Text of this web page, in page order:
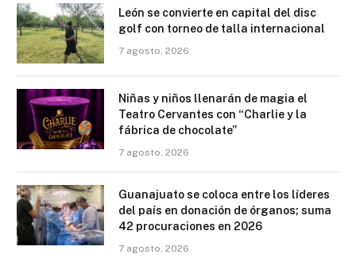
León se convierte en capital del disc
golf con torneo de talla internacional
7 agosto, 2026
Niñas y niños llenarán de magia el
Teatro Cervantes con “Charlie y la
fábrica de chocolate”
7 agosto, 2026
Guanajuato se coloca entre los líderes
del país en donación de órganos; suma
42 procuraciones en 2026
7 agosto, 2026